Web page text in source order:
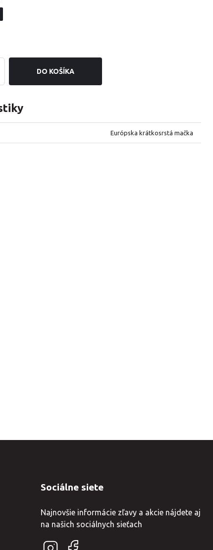
DO KOŠÍKA
Európska krátkosrstá mačka
Sociálne siete
Najnovšie informácie zľavy a akcie nájdete aj
na našich sociálnych sieťach